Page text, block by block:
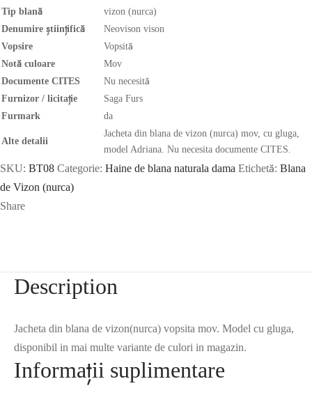
Tip blană
vizon (nurca)
Denumire științifică
Neovison vison
Vopsire
Vopsită
Notă culoare
Mov
Documente CITES
Nu necesită
Furnizor / licitație
Saga Furs
Furmark
da
Alte detalii
Jacheta din blana de vizon (nurca) mov, cu gluga,
model Adriana. Nu necesita documente CITES.
SKU: BT08 Categorie: Haine de blana naturala dama Etichetă: Blana
de Vizon (nurca)
Share
Description
Jacheta din blana de vizon(nurca) vopsita mov. Model cu gluga,
disponibil in mai multe variante de culori in magazin.
Informații suplimentare